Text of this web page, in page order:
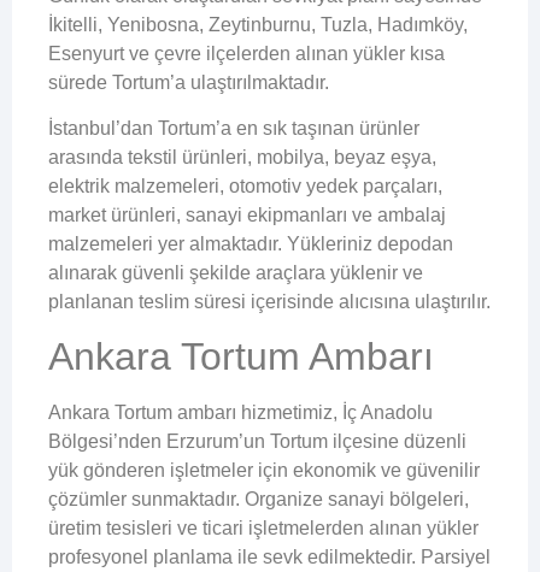
İkitelli, Yenibosna, Zeytinburnu, Tuzla, Hadımköy,
Esenyurt ve çevre ilçelerden alınan yükler kısa
sürede Tortum’a ulaştırılmaktadır.
İstanbul’dan Tortum’a en sık taşınan ürünler
arasında tekstil ürünleri, mobilya, beyaz eşya,
elektrik malzemeleri, otomotiv yedek parçaları,
market ürünleri, sanayi ekipmanları ve ambalaj
malzemeleri yer almaktadır. Yükleriniz depodan
alınarak güvenli şekilde araçlara yüklenir ve
planlanan teslim süresi içerisinde alıcısına ulaştırılır.
Ankara Tortum Ambarı
Ankara Tortum ambarı hizmetimiz, İç Anadolu
Bölgesi’nden Erzurum’un Tortum ilçesine düzenli
yük gönderen işletmeler için ekonomik ve güvenilir
çözümler sunmaktadır. Organize sanayi bölgeleri,
üretim tesisleri ve ticari işletmelerden alınan yükler
profesyonel planlama ile sevk edilmektedir. Parsiyel